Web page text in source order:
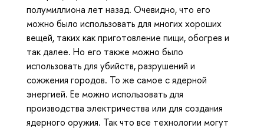
полумиллиона лет назад. Очевидно, что его
можно было использовать для многих хороших
вещей, таких как приготовление пищи, обогрев и
так далее. Но его также можно было
использовать для убийств, разрушений и
сожжения городов. То же самое с ядерной
энергией. Ее можно использовать для
производства электричества или для создания
ядерного оружия. Так что все технологии могут